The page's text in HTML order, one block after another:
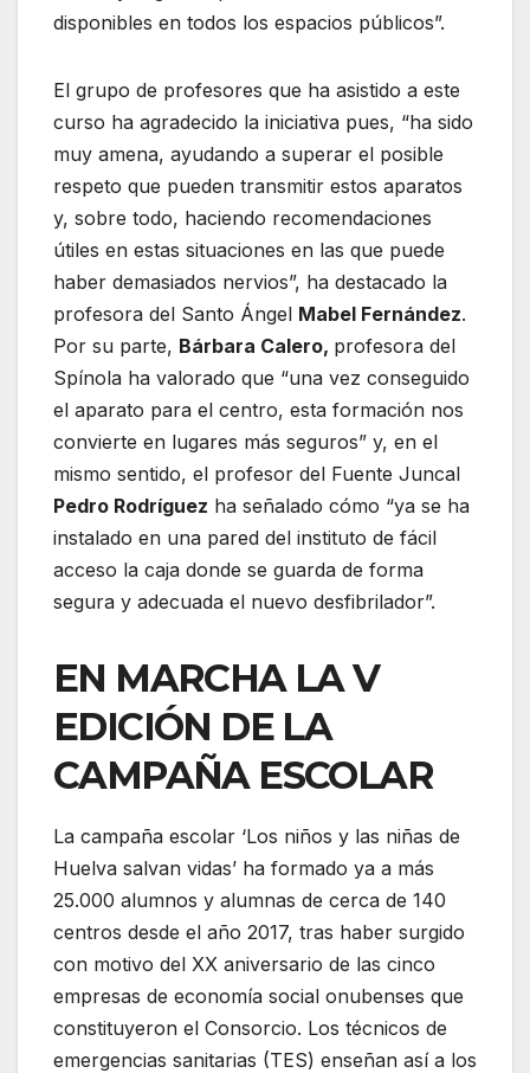
disponibles en todos los espacios públicos”.
El grupo de profesores que ha asistido a este
curso ha agradecido la iniciativa pues, “ha sido
muy amena, ayudando a superar el posible
respeto que pueden transmitir estos aparatos
y, sobre todo, haciendo recomendaciones
útiles en estas situaciones en las que puede
haber demasiados nervios”, ha destacado la
profesora del Santo Ángel Mabel Fernández.
Por su parte, Bárbara Calero, profesora del
Spínola ha valorado que “una vez conseguido
el aparato para el centro, esta formación nos
convierte en lugares más seguros” y, en el
mismo sentido, el profesor del Fuente Juncal
Pedro Rodríguez ha señalado cómo “ya se ha
instalado en una pared del instituto de fácil
acceso la caja donde se guarda de forma
segura y adecuada el nuevo desfibrilador”.
EN MARCHA LA V
EDICIÓN DE LA
CAMPAÑA ESCOLAR
La campaña escolar ‘Los niños y las niñas de
Huelva salvan vidas’ ha formado ya a más
25.000 alumnos y alumnas de cerca de 140
centros desde el año 2017, tras haber surgido
con motivo del XX aniversario de las cinco
empresas de economía social onubenses que
constituyeron el Consorcio. Los técnicos de
emergencias sanitarias (TES) enseñan así a los